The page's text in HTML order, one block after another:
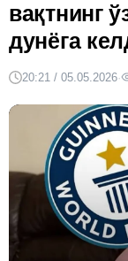
вақтнинг
дунёга
20:21 / 05.05.2026·